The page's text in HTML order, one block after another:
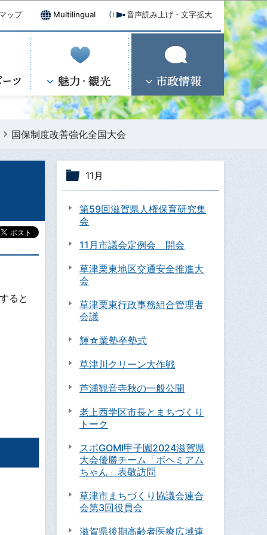
ップ Multilingual 音声読み上げ・文字拡大
国保制度改善強化全国大会
ると
11月
第59回滋賀県人権保育研究集
会
11月市議会定例会 開会
草津栗東地区交通安全推進大
会
草津栗東行政事務組合管理者
会議
輝☆業塾卒塾式
草津川クリーン大作戦
芦浦観音寺秋の一般公開
老上西学区市長とまちづくり
トーク
スポGOMI甲子園2024滋賀県
大会優勝チーム「ボヘミアム
ちゃん」表敬訪問
草津市まちづくり協議会連合
会第3回役員会
滋賀県後期高齢者医療広域連